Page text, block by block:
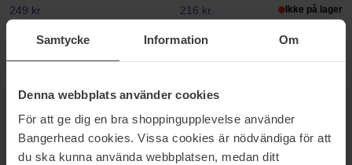
Samtycke Information Om
Denna webbplats använder cookies
För att ge dig en bra shoppingupplevelse använder
Bangerhead cookies. Vissa cookies är nödvändiga för att
du ska kunna använda webbplatsen, medan ditt
249 kr 216 kr Ikke på lager
Lenoites
200 ml
234 kr
Normalpris 279 kr
150 ml
68 kr
Normalpris 83 kr
Ikke på lager